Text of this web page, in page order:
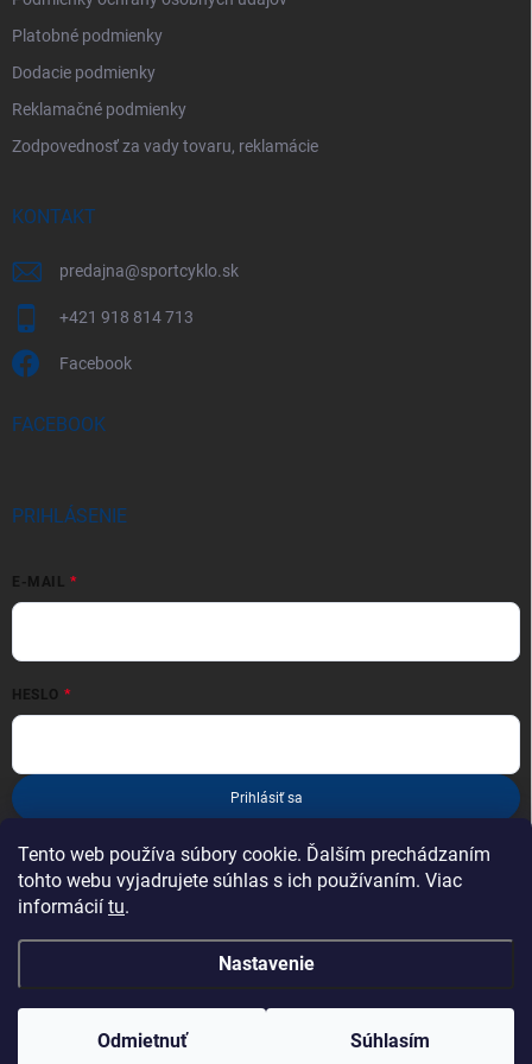
Tento web používa súbory cookie. Ďalším prechádzaním
tohto webu vyjadrujete súhlas s ich používaním. Viac
informácií tu.
Nastavenie
Odmietnuť Súhlasím
Platobné podmienky
Dodacie podmienky
Reklamačné podmienky
Zodpovednosť za vady tovaru, reklamácie
KONTAKT
predajna@sportcyklo.sk
+421 918 814 713
Facebook
FACEBOOK
PRIHLÁSENIE
E-MAIL
HESLO
Prihlásiť sa
Copyright 2026 . Všetky práva vyhradené.